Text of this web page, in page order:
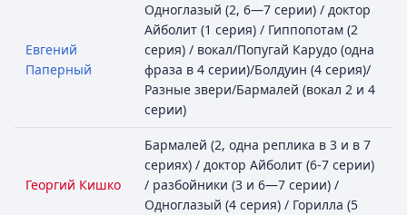
Евгений
Паперный
Одноглазый (2, 6—7 серии) / доктор
Айболит (1 серия) / Гиппопотам (2
серия) / вокал/Попугай Карудо (одна
фраза в 4 серии)/Болдуин (4 серия)/
Разные звери/Бармалей (вокал 2 и 4
серии)
Георгий Кишко
Бармалей (2, одна реплика в 3 и в 7
сериях) / доктор Айболит (6-7 серии)
/ разбойники (3 и 6—7 серии) /
Одноглазый (4 серия) / Горилла (5